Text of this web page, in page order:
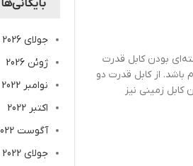
بودن کابل قدرت
از کابل قدرت دو
کابل زمینی نیز
بایگانی‌ها
جولای 2026
ژوئن 2026
نوامبر 2022
اکتبر 2022
آگوست 2022
جولای 2022